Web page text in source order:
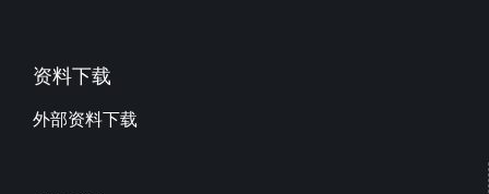
资料下载
外部资料下载